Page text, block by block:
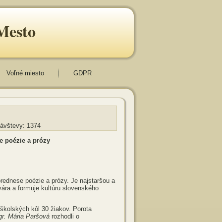
Voľné miesto GDPR
1374
poézie a prózy
poézie a prózy. Je najstaršou a
a formuje kultúru slovenského
kôl 30 žiakov. Porota
Mária Paršová rozhodli o